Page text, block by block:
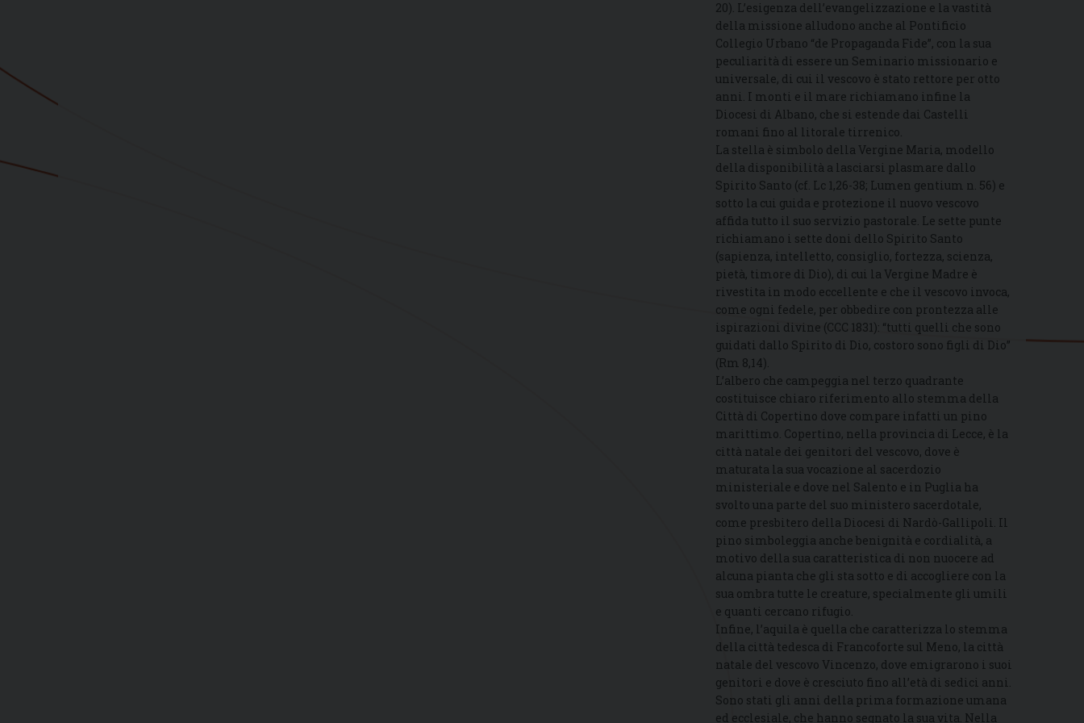
20). L’esigenza dell’evangelizzazione e la vastità
della missione alludono anche al Pontificio
Collegio Urbano “de Propaganda Fide”, con la sua
peculiarità di essere un Seminario missionario e
universale, di cui il vescovo è stato rettore per otto
anni. I monti e il mare richiamano infine la
Diocesi di Albano, che si estende dai Castelli
romani fino al litorale tirrenico.
La stella è simbolo della Vergine Maria, modello
della disponibilità a lasciarsi plasmare dallo
Spirito Santo (cf. Lc 1,26-38; Lumen gentium n. 56) e
sotto la cui guida e protezione il nuovo vescovo
affida tutto il suo servizio pastorale. Le sette punte
richiamano i sette doni dello Spirito Santo
(sapienza, intelletto, consiglio, fortezza, scienza,
pietà, timore di Dio), di cui la Vergine Madre è
rivestita in modo eccellente e che il vescovo invoca,
come ogni fedele, per obbedire con prontezza alle
ispirazioni divine (CCC 1831): “tutti quelli che sono
guidati dallo Spirito di Dio, costoro sono figli di Dio”
(Rm 8,14).
L’albero che campeggia nel terzo quadrante
costituisce chiaro riferimento allo stemma della
Città di Copertino dove compare infatti un pino
marittimo. Copertino, nella provincia di Lecce, è la
città natale dei genitori del vescovo, dove è
maturata la sua vocazione al sacerdozio
ministeriale e dove nel Salento e in Puglia ha
svolto una parte del suo ministero sacerdotale,
come presbitero della Diocesi di Nardò-Gallipoli. Il
pino simboleggia anche benignità e cordialità, a
motivo della sua caratteristica di non nuocere ad
alcuna pianta che gli sta sotto e di accogliere con la
sua ombra tutte le creature, specialmente gli umili
e quanti cercano rifugio.
Infine, l’aquila è quella che caratterizza lo stemma
della città tedesca di Francoforte sul Meno, la città
natale del vescovo Vincenzo, dove emigrarono i suoi
genitori e dove è cresciuto fino all’età di sedici anni.
Sono stati gli anni della prima formazione umana
ed ecclesiale, che hanno segnato la sua vita. Nella